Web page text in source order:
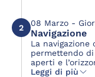
2 08 Marzo -
Navigazione
La navigazione
permettendo
aperti e
Leggi di più